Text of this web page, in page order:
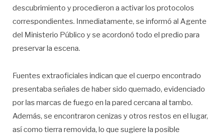
descubrimiento y procedieron a activar los protocolos
correspondientes. Inmediatamente, se informó al Agente
del Ministerio Público y se acordonó todo el predio para
preservar la escena.
Fuentes extraoficiales indican que el cuerpo encontrado
presentaba señales de haber sido quemado, evidenciado
por las marcas de fuego en la pared cercana al tambo.
Además, se encontraron cenizas y otros restos en el lugar,
así como tierra removida, lo que sugiere la posible